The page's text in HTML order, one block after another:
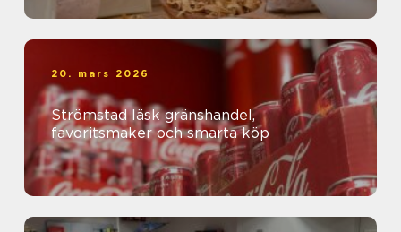
20. mars 2026
Strömstad läsk gränshandel,
favoritsmaker och smarta köp